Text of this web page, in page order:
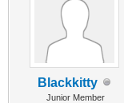
Blackkitty
Junior Member